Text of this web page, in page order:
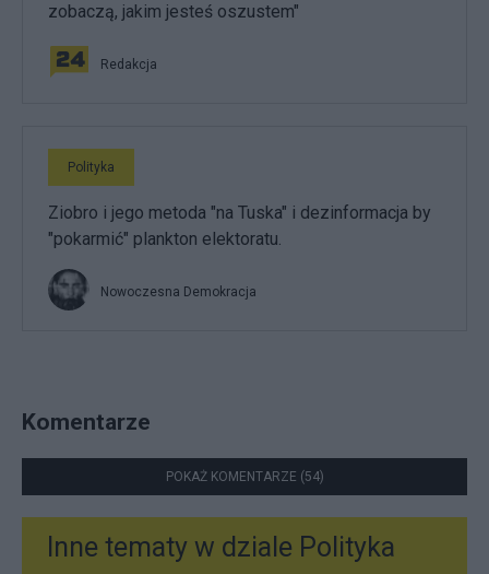
zobaczą, jakim jesteś oszustem"
Redakcja
Polityka
Ziobro i jego metoda "na Tuska" i dezinformacja by
"pokarmić" plankton elektoratu.
Nowoczesna Demokracja
Komentarze
POKAŻ KOMENTARZE (54)
Inne tematy w dziale Polityka